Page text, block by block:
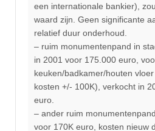
een internationale bankier),
waard zijn. Geen significante
relatief duur onderhoud.
– ruim monumentenpand in
in 2001 voor 175.000 euro,
keuken/badkamer/houten
kosten +/- 100K), verkocht in
euro.
– ander ruim
voor 170K euro, kosten nieuw